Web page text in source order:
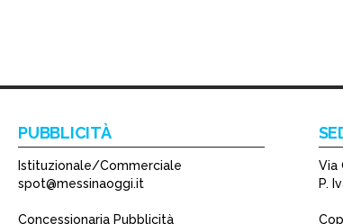
PUBBLICITÀ
Istituzionale/Commerciale
spot@messinaoggi.it
Concessionaria Pubblicità
Via
P.